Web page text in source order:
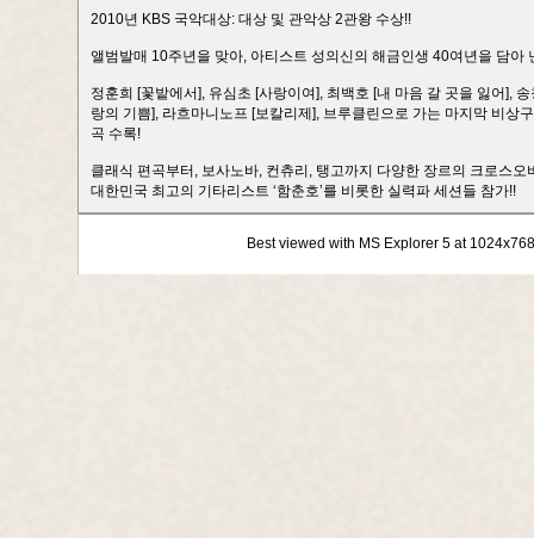
2010년 KBS 국악대상: 대상 및 관악상 2관왕 수상!!
앨범발매 10주년을 맞아, 아티스트 성의신의 해금인생 40여년을 담
정훈희 [꽃밭에서], 유심초 [사랑이여], 최백호 [내 마음 갈 곳을 잃어],
랑의 기쁨], 라흐마니노프 [보칼리제], 브루클린으로 가는 마지막 비
곡 수록!
클래식 편곡부터, 보사노바, 컨츄리, 탱고까지 다양한 장르의 크로스오
대한민국 최고의 기타리스트 ‘함춘호’를 비롯한 실력파 세션들 참가!!
Best viewed with MS Explorer 5 at